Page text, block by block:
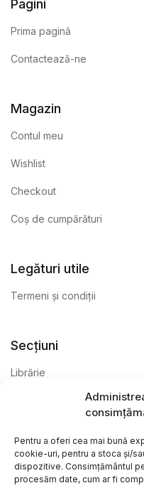
Pentru a oferi cea mai bună
cookie-uri, pentru a stoca și/
dispozitive. Consimțământul
procesăm date, cum ar fi
Pagini
Prima pagină
Contactează-ne
Magazin
Contul meu
Wishlist
Checkout
Coș de cumpărături
Legături utile
Termeni și condiții
Secțiuni
Librărie